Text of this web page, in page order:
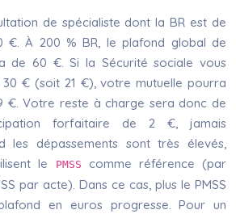
de spécialiste dont la BR est de
À 200 % BR, le plafond global de
de 60 €. Si la Sécurité sociale vous
€ (soit 21 €), votre mutuelle pourra
€. Votre reste à charge sera donc de
forfaitaire de 2 €, jamais
les dépassements sont très élevés,
le
PMSS
comme référence (par
par acte). Dans ce cas, plus le PMSS
en euros progresse. Pour un